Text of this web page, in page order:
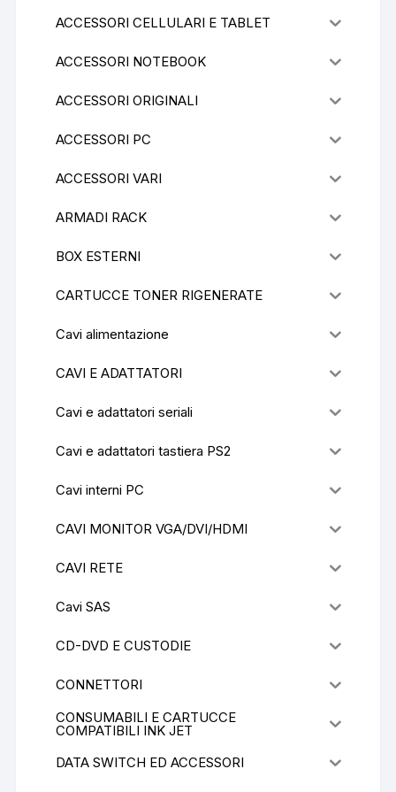
ACCESSORI CELLULARI E TABLET
ACCESSORI NOTEBOOK
ACCESSORI ORIGINALI
ACCESSORI PC
ACCESSORI VARI
ARMADI RACK
BOX ESTERNI
CARTUCCE TONER RIGENERATE
Cavi alimentazione
CAVI E ADATTATORI
Cavi e adattatori seriali
Cavi e adattatori tastiera PS2
Cavi interni PC
CAVI MONITOR VGA/DVI/HDMI
CAVI RETE
Cavi SAS
CD-DVD E CUSTODIE
CONNETTORI
CONSUMABILI E CARTUCCE
COMPATIBILI INK JET
DATA SWITCH ED ACCESSORI